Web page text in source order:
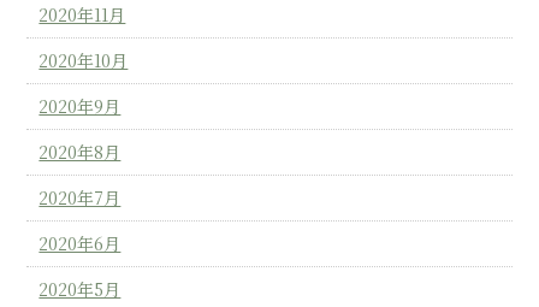
2020年11月
2020年10月
2020年9月
2020年8月
2020年7月
2020年6月
2020年5月